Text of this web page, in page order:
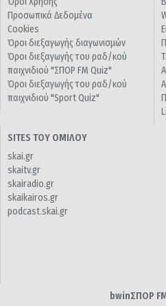
Προσωπικά Δεδομένα
Cookies
Όροι διεξαγωγής διαγωνισμών
Όροι διεξαγωγής του ραδ/κού
παιχνιδιού "ΣΠΟΡ FM Quiz"
Όροι διεξαγωγής του ραδ/κού
παιχνιδιού "Sport Quiz"
SITES ΤΟΥ ΟΜΙΛΟΥ
skai.gr
skaitv.gr
skairadio.gr
skaikairos.gr
podcast.skai.gr
bwinΣΠΟΡ